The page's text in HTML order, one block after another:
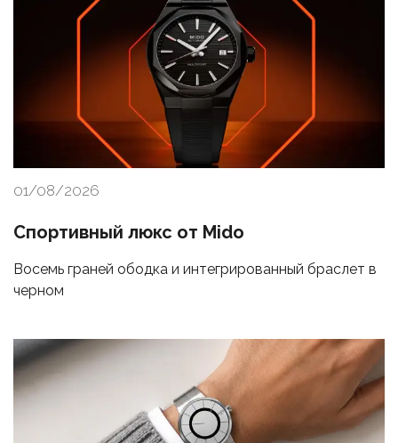
01/08/2026
Спортивный люкс от Mido
Восемь граней ободка и интегрированный браслет в
черном